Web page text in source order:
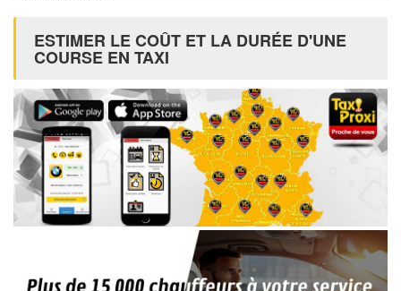
ESTIMER LE COÛT ET LA DURÉE D'UNE
COURSE EN TAXI